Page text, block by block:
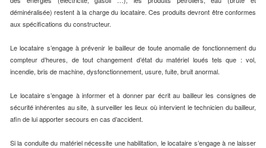
déminéralisée) restent à la charge du locataire. Ces produits devront être conformes
aux spécifications du constructeur.
Le locataire s’engage à prévenir le bailleur de toute anomalie de fonctionnement du
compteur d’heures, de tout changement d’état du matériel loués tels que : vol,
incendie, bris de machine, dysfonctionnement, usure, fuite, bruit anormal.
Le locataire s’engage à informer et à donner par écrit au bailleur les consignes de
sécurité inhérentes au site, à surveiller les lieux où intervient le technicien du bailleur,
afin de lui apporter secours en cas d’accident.
Si la conduite du matériel nécessite une habilitation, le locataire s’engage à ne laisser